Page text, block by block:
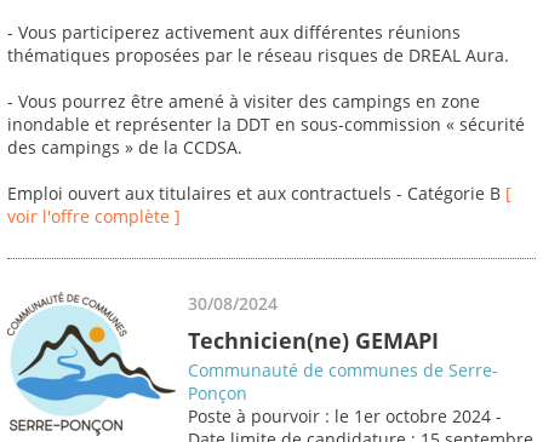
- Vous participerez activement aux différentes réunions
thématiques proposées par le réseau risques de DREAL Aura.
- Vous pourrez être amené à visiter des campings en zone
inondable et représenter la DDT en sous-commission « sécurité
des campings » de la CCDSA.
Emploi ouvert aux titulaires et aux contractuels - Catégorie B [
voir l'offre complète ]
30/08/2024
Technicien(ne) GEMAPI
Communauté de communes de Serre-
Ponçon
Poste à pourvoir : le 1er octobre 2024 -